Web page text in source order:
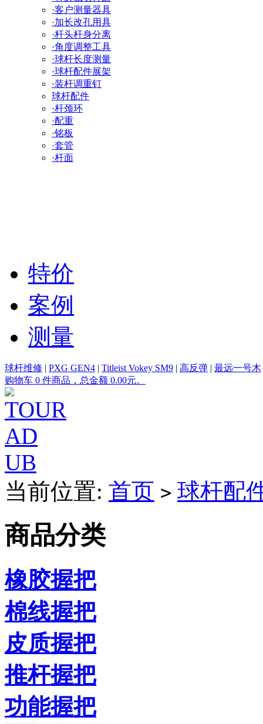
·客户测量器具
·加长改孔用具
·杆头杆身分离
·角度调整工具
·球杆长度测量
·球杆配件展架
·装杆调重钉
球杆配件
·杆颈环
·配重
·铭板
·套管
·杆面
特价
案例
测量
球杆维修 | PXG GEN4 | Titleist Vokey SM9 | 高反弹 | 最远一号木
购物车 0 件商品，总金额 0.00元。
当前位置: 首页 > 球杆配
商品分类
橡胶握把
棉线握把
皮质握把
推杆握把
功能握把